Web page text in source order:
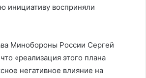
инициативу восприняли
Минобороны России Сергей
«реализация этого плана
негативное влияние на